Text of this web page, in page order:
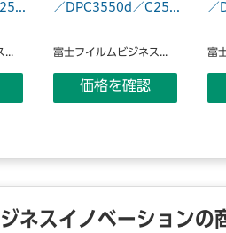
...
／DPC3550d／C25...
富士フイルムビジネス...
価格を確認
／
富
ネスイノベーションの